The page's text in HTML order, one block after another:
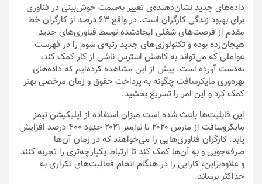
شوند
داده‌های جدید نشان‌دهنده‌ی تغییر به‌سمت خوش‌بینی در فناوری
برای بهبود زندگی کارگران است. در واقع ۶۳ درصد از کارگران خط
مقدم از فرصت‌های شغلی ایجادشده توسط فناوری‌های جدید
هیجان‌زده بوده و تکنولوژی‌های جدید رتبه‌ی سوم را در فهرست
عواملی که می‌تواند به کاهش استرس ناشی از کار کمک کند،
به‌دست آورده است. پیش از این مشاهده کرده‌ایم که داده‌های
بهره‌وری مایکرسافت چگونه به پرداخت حقوق و زمان مرخصی بهتر
کمک کرد و این امر را تسریع بخشید.
این قابلیت‌ها باعث شده است میزان استفاده از اپلیکیشن تیمز
مایکروسافت از مارس ۲۰۲۰ تا نوامبر ۲۰۲۱ حدود ۴۰۰ درصد افزایش
یابد. کارگران فناوری‌هایی را می‌خواهند که در زمان آن‌ها
صرفه‌جویی و به آن‌ها کمک کند تا ارتباط یکپارچه‌تری را تجربه کنند
و علاوه‌براین، کارایی را در هنگام انجام فعالیت‌های تکراری به
حداکثر برساند.